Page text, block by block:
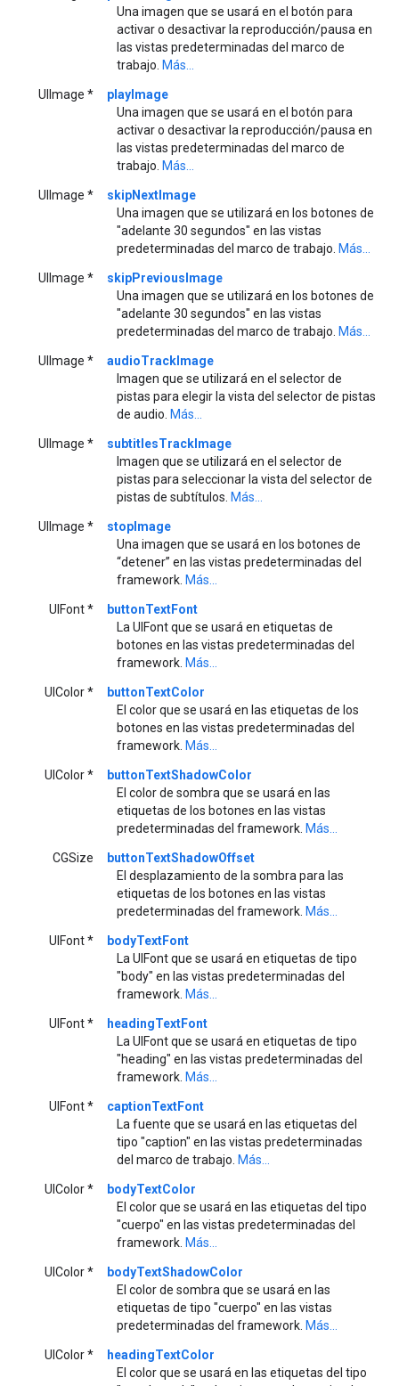
Una imagen que se usará en el botón para
activar o desactivar la reproducción/pausa en
las vistas predeterminadas del marco de
trabajo. Más...
UIImage *
playImage
Una imagen que se usará en el botón para
activar o desactivar la reproducción/pausa en
las vistas predeterminadas del marco de
trabajo. Más...
UIImage *
skipNextImage
Una imagen que se utilizará en los botones de
"adelante 30 segundos" en las vistas
predeterminadas del marco de trabajo. Más...
UIImage *
skipPreviousImage
Una imagen que se utilizará en los botones de
"adelante 30 segundos" en las vistas
predeterminadas del marco de trabajo. Más...
UIImage *
audioTrackImage
Imagen que se utilizará en el selector de
pistas para elegir la vista del selector de pistas
de audio. Más...
UIImage *
subtitlesTrackImage
Imagen que se utilizará en el selector de
pistas para seleccionar la vista del selector de
pistas de subtítulos. Más...
UIImage *
stopImage
Una imagen que se usará en los botones de
“detener” en las vistas predeterminadas del
framework. Más...
UIFont *
buttonTextFont
La UIFont que se usará en etiquetas de
botones en las vistas predeterminadas del
framework. Más...
UIColor *
buttonTextColor
El color que se usará en las etiquetas de los
botones en las vistas predeterminadas del
framework. Más...
UIColor *
buttonTextShadowColor
El color de sombra que se usará en las
etiquetas de los botones en las vistas
predeterminadas del framework. Más...
CGSize
buttonTextShadowOffset
El desplazamiento de la sombra para las
etiquetas de los botones en las vistas
predeterminadas del framework. Más...
UIFont *
bodyTextFont
La UIFont que se usará en etiquetas de tipo
"body" en las vistas predeterminadas del
framework. Más...
UIFont *
headingTextFont
La UIFont que se usará en etiquetas de tipo
"heading" en las vistas predeterminadas del
framework. Más...
UIFont *
captionTextFont
La fuente que se usará en las etiquetas del
tipo "caption" en las vistas predeterminadas
del marco de trabajo. Más...
UIColor *
bodyTextColor
El color que se usará en las etiquetas del tipo
"cuerpo" en las vistas predeterminadas del
framework. Más...
UIColor *
bodyTextShadowColor
El color de sombra que se usará en las
etiquetas de tipo "cuerpo" en las vistas
predeterminadas del framework. Más...
UIColor *
headingTextColor
El color que se usará en las etiquetas del tipo